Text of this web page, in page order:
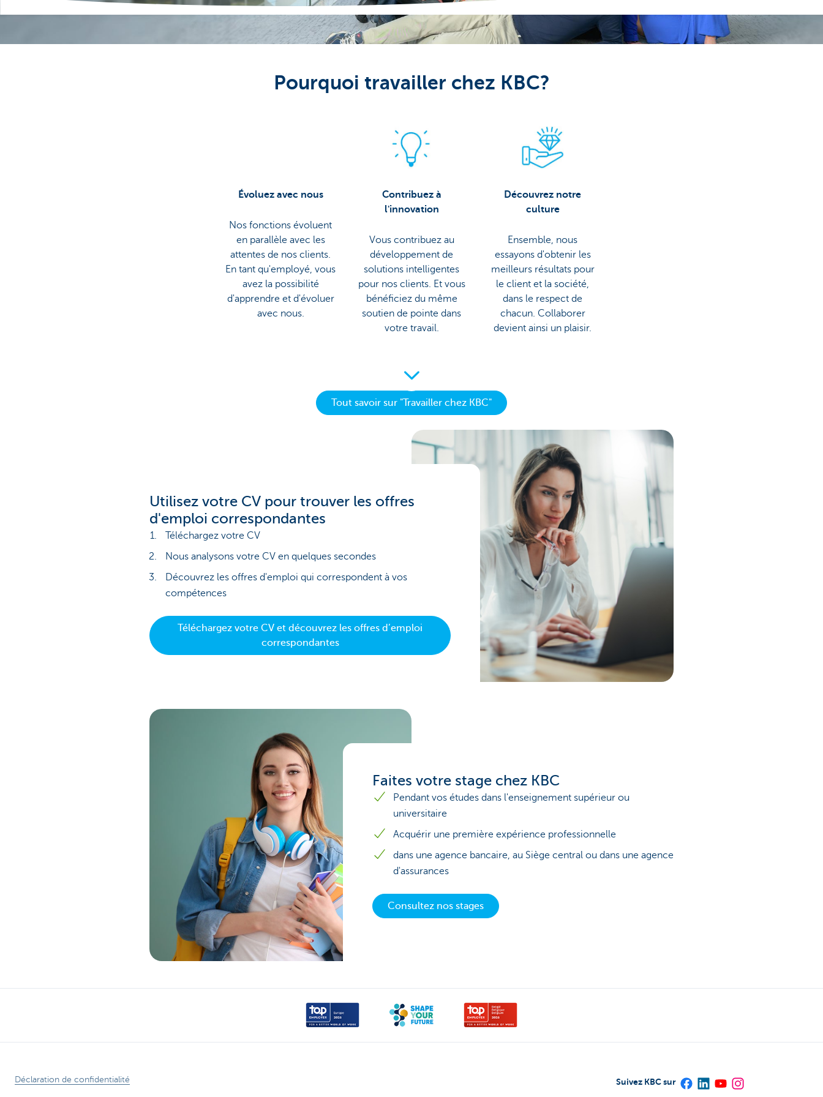
Pourquoi travailler chez KBC?
Évoluez avec nous
Nos fonctions évoluent
en parallèle avec les
attentes de nos clients.
En tant qu'employé, vous
avez la possibilité
d'apprendre et d'évoluer
avec nous.
Contribuez à
l'innovation
Vous contribuez au
développement de
solutions intelligentes
pour nos clients. Et vous
bénéficiez du même
soutien de pointe dans
votre travail.
Découvrez notre
culture
Ensemble, nous
essayons d'obtenir les
meilleurs résultats pour
le client et la société,
dans le respect de
chacun. Collaborer
devient ainsi un plaisir.
Tout savoir sur "Travailler chez KBC"
Utilisez votre CV pour trouver les offres
d'emploi correspondantes
Téléchargez votre CV
Nous analysons votre CV en quelques secondes
Découvrez les offres d'emploi qui correspondent à vos
compétences
Téléchargez votre CV et découvrez les offres d’emploi
correspondantes
Faites votre stage chez KBC
Pendant vos études dans l'enseignement supérieur ou
universitaire
Acquérir une première expérience professionnelle
dans une agence bancaire, au Siège central ou dans une agence
d'assurances
Consultez nos stages
Déclaration de confidentialité Suivez KBC sur